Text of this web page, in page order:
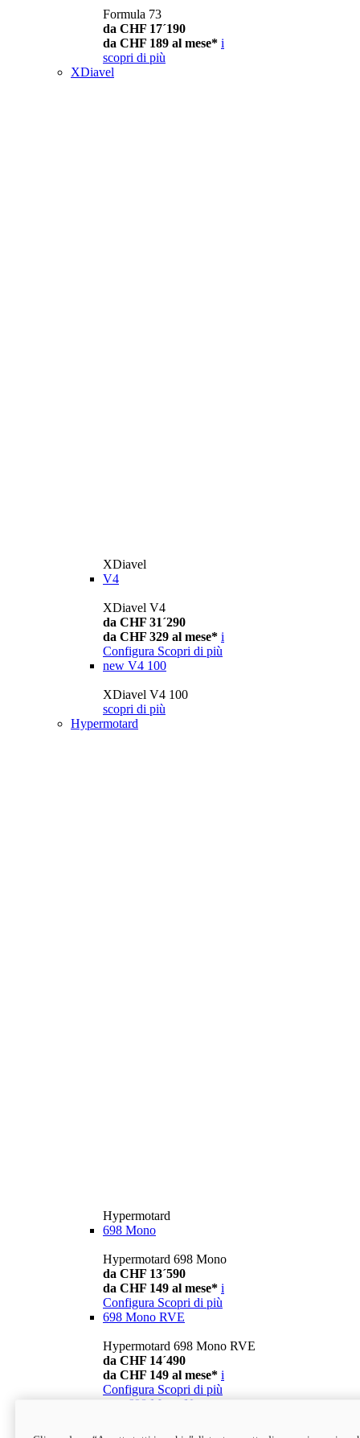
Formula 73
da CHF 17´190
da CHF 189 al mese* i
scopri di più
XDiavel
XDiavel
V4
XDiavel V4
da CHF 31´290
da CHF 329 al mese* i
Configura Scopri di più
new V4 100
XDiavel V4 100
scopri di più
Hypermotard
Hypermotard
698 Mono
Hypermotard 698 Mono
da CHF 13´590
da CHF 149 al mese* i
Configura Scopri di più
698 Mono RVE
Hypermotard 698 Mono RVE
da CHF 14´490
da CHF 149 al mese* i
Configura Scopri di più
698 Mono Nera
Hypermotard 698 Mono Nera